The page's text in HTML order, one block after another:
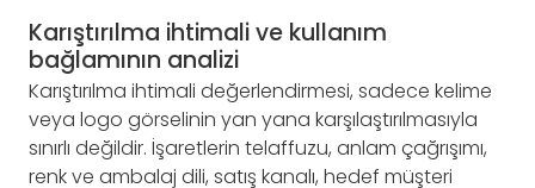
Karıştırılma ihtimali ve kullanım
bağlamının analizi
Karıştırılma ihtimali değerlendirmesi, sadece kelime
veya logo görselinin yan yana karşılaştırılmasıyla
sınırlı değildir. İşaretlerin telaffuzu, anlam çağrışımı,
renk ve ambalaj dili, satış kanalı, hedef müşteri